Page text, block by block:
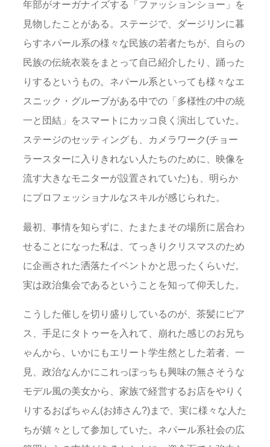
年部がオーガナイズする「ファッションショー」を
見物したことがある。ステージで、ダージリンに暮
らすネパール系の様々な民族の若者たちが、自らの
民族の伝統衣装をまとって自己紹介したり、踊った
りするというもの。ネパール系といっても様々なエ
スニック・グループがある中での「多様性の中の統
一と団結」をスマートにカッコ良く演出していた。
ステージのセッティングも、カメラワーク(チョー
ラースターに入りきれない人たちのために、映像を
流す大きなモニターが設置されていた)も、明らか
にプロフェッショナルなスキルが感じられた。
最初、事情を知らずに、たまたまその場所に居合わ
せることになった私は、てっきりクリスマスのため
に企画された洒落たイベントかと思ったくらいだ。
実は政治集会であるということを知って仰天した。
こうした催しを切り盛りしているのが、茶髪にピア
ス、手足にタトゥーを入れて、崩れた感じのお兄ち
ゃんから、いかにもエリート学生然とした若者、一
見、政治なんかにこれっぽっちも興味の無さそうな
モデル風の美女から、家族で経営するお店をやりく
りするおばちゃん(お姉さん?)まで、実に様々な人た
ちが嬉々として参加していた。ネパール系社会の広